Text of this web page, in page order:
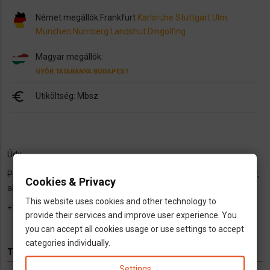
Német megállók:Frankfurt Karlsruhe Stuttgart Ulm
München Nürnberg Landshut Dingolfing
Magyar megállók:
GYŐR TATABÁNYA BUDAPEST
euro Utiköltség: Mbsz
Üdv,
Péntek du Frankfurtból indulunk haza érintve a felsorolt városokat,
aki szeretne csatlakozni az telefonáljon, még van hely!
+36 70 401 8533
TÉMÁK
Cookies & Privacy
This website uses cookies and other technology to
provide their services and improve user experience. You
you can accept all cookies usage or use settings to accept
categories individually.